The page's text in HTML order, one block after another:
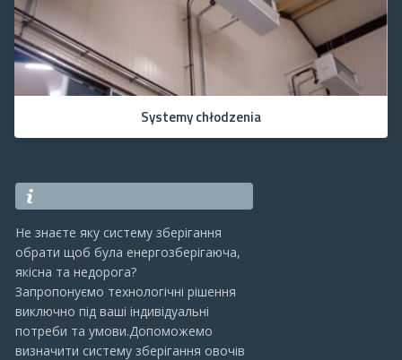
Systemy chłodzenia
Не знаєте яку систему зберігання
обрати щоб була енергозберігаюча,
якісна та недорога?
Запропонуємо технологічні рішення
виключно під ваші індивідуальні
потреби та умови.Допоможемо
визначити систему зберігання овочів